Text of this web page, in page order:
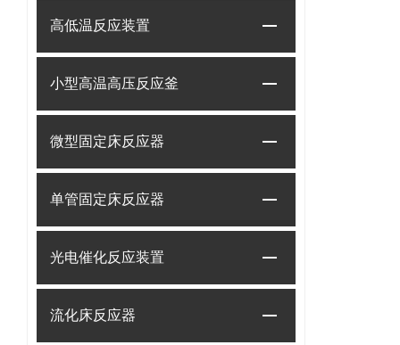
高低温反应装置
小型高温高压反应釜
微型固定床反应器
单管固定床反应器
光电催化反应装置
流化床反应器